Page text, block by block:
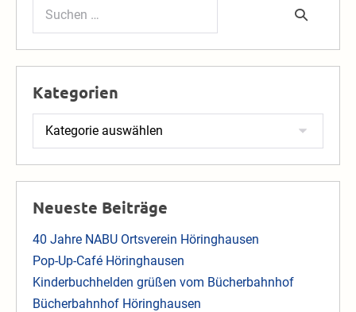
Kategorien
Kategorien
Neueste Beiträge
40 Jahre NABU Ortsverein Höringhausen
Pop-Up-Café Höringhausen
Kinderbuchhelden grüßen vom Bücherbahnhof
Bücherbahnhof Höringhausen